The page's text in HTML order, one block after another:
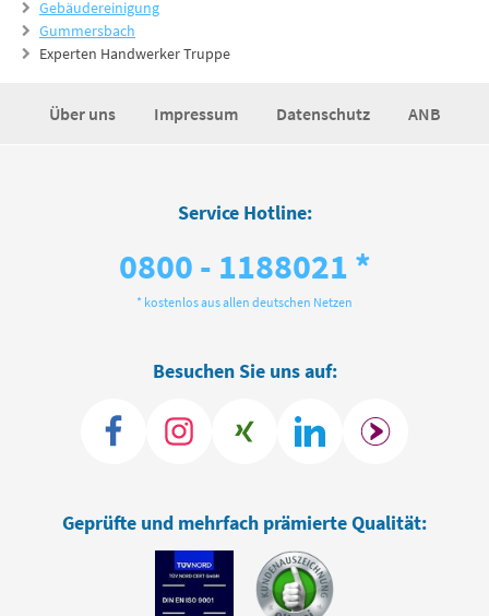
Gebäudereinigung
Gummersbach
Experten Handwerker Truppe
Über uns Impressum Datenschutz ANB
Service Hotline:
0800 - 1188021 *
* kostenlos aus allen deutschen Netzen
Besuchen Sie uns auf:
Geprüfte und mehrfach prämierte Qualität: